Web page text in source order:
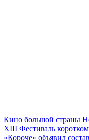
Кино большой страны
XIII Фестиваль
«Короче» объявил